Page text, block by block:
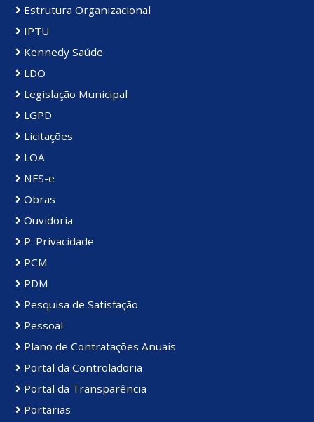
Estrutura Organizacional
IPTU
Kennedy Saúde
LDO
Legislação Municipal
LGPD
Licitações
LOA
NFS-e
Obras
Ouvidoria
P. Privacidade
PCM
PDM
Pesquisa de Satisfação
Pessoal
Plano de Contratações Anuais
Portal da Controladoria
Portal da Transparência
Portarias